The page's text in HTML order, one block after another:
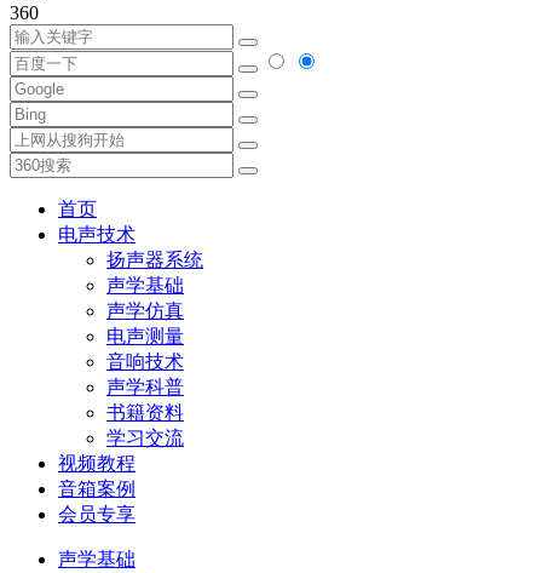
360
首页
电声技术
扬声器系统
声学基础
声学仿真
电声测量
音响技术
声学科普
书籍资料
学习交流
视频教程
音箱案例
会员专享
声学基础